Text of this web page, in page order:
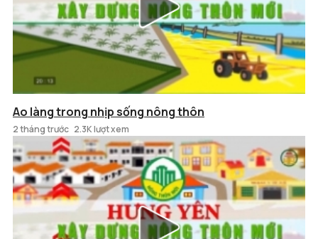
Ao làng trong nhịp sống nông thôn
2 tháng trước 2.3K lượt xem